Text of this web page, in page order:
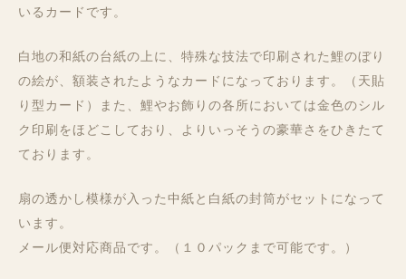
いるカードです。
白地の和紙の台紙の上に、特殊な技法で印刷された鯉のぼり
の絵が、額装されたようなカードになっております。（天貼
り型カード）また、鯉やお飾りの各所においては金色のシル
ク印刷をほどこしており、よりいっそうの豪華さをひきたて
ております。
扇の透かし模様が入った中紙と白紙の封筒がセットになって
います。
メール便対応商品です。（１０パックまで可能です。）